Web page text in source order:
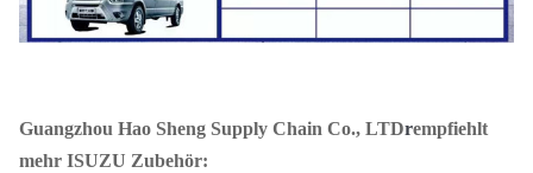
Guangzhou Hao Sheng Supply Chain Co., LTDrempfiehlt
mehr ISUZU Zubehör: